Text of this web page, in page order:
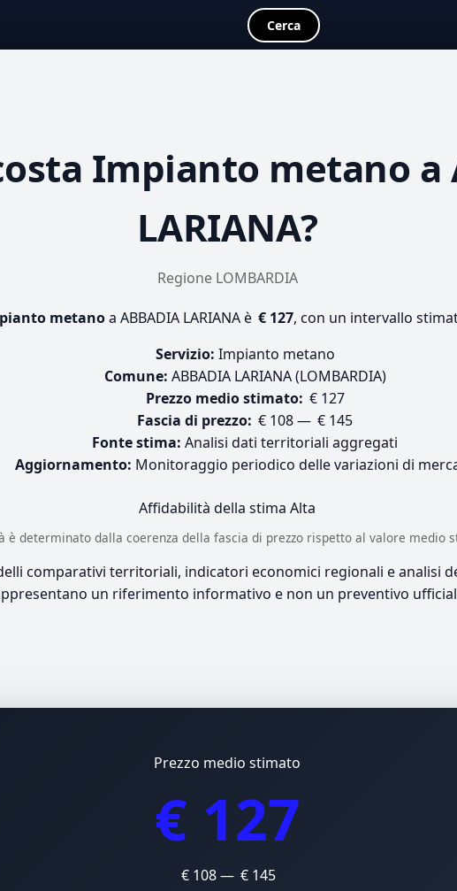
Cerca
Impianto metano a
LARIANA?
Regione LOMBARDIA
metanoa ABBADIA LARIANA è € 127, con un intervallo
Servizio: Impianto metano
Comune: ABBADIA LARIANA (LOMBARDIA)
Prezzo medio stimato: € 127
Fascia di prezzo: € 108 — € 145
Fonte stima: Analisi dati territoriali aggregati
Aggiornamento: Monitoraggio periodico delle variazioni di
Affidabilità della stima Alta
determinato dalla coerenza della fascia di prezzo rispetto al valore medio
comparativi territoriali, indicatori economici regionali e analisi
un riferimento informativo e non un preventivo
Prezzo medio stimato
€ 127
€ 108 — € 145